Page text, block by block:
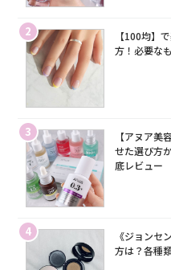
2
【100均】
方！必要な
3
【アヌア
せた選び方
底レビュー
4
《ジョンセ
方は？各種